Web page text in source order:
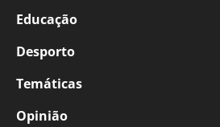
Educação
Desporto
Temáticas
Opinião